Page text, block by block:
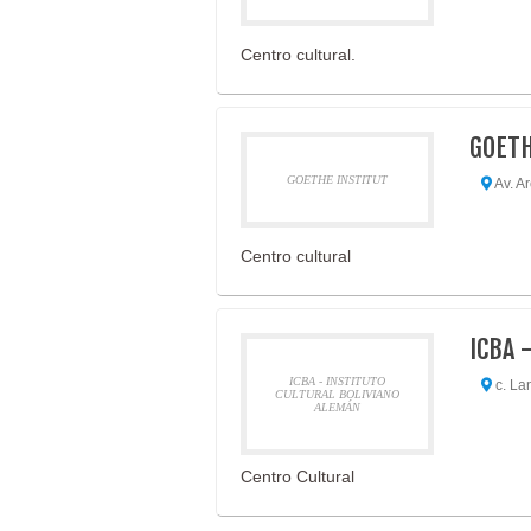
Centro cultural.
GOETHE INSTITUT Av.
Centro cultural
ICBA - INSTITUTO
CULTURAL BOLIVIANO
ALEMÁN
ICBA
c.
Centro Cultural